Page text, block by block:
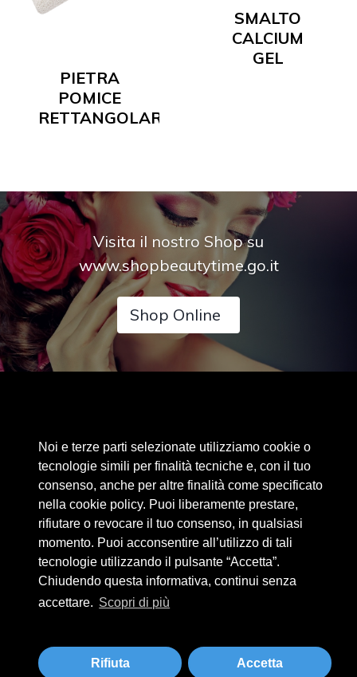
Noi e terze parti selezionate utilizziamo cookie o
tecnologie simili per finalità tecniche e, con il tuo
consenso, anche per altre finalità come specificato
nella cookie policy. Puoi liberamente prestare,
rifiutare o revocare il tuo consenso, in qualsiasi
momento. Puoi acconsentire all’utilizzo di tali
tecnologie utilizzando il pulsante “Accetta”.
Chiudendo questa informativa, continui senza
accettare. Scopri di più
Rifiuta Accetta
SMALTO
CALCIUM
GEL
PIETRA
POMICE
RETTANGOLARE
Visita il nostro Shop su
www.shopbeautytime.go.it
Shop Online
Cookie Policy
Privacy Policy
Privacy Clienti / Fornitori
BEAUTYTIME INTERNATIONAL S.R.L.
UNIPERSONALE
beautytime@beautytime.go.it